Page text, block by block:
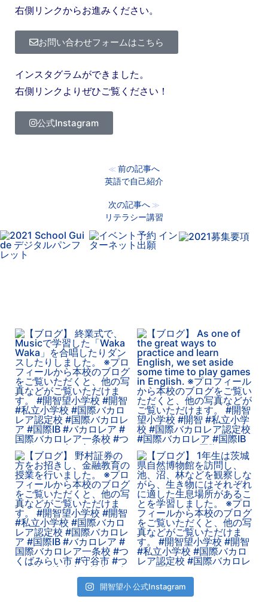
右側リンクからお進みください。
お問い合わせフォームはこちら
インスタグラムができました。
右側リンクよりぜひご覧ください！
公式Instagram
≪ 前の記事へ
英語で自己紹介
次の記事へ ≫
リテラシー講習
開智望小 公式Instagram